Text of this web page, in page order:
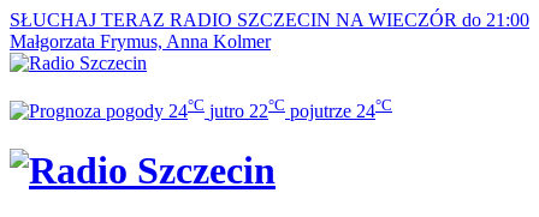
SŁUCHAJ TERAZ RADIO SZCZECIN NA WIECZÓR do 21:00
Małgorzata Frymus, Anna Kolmer
24°C jutro 22°C pojutrze 24°C